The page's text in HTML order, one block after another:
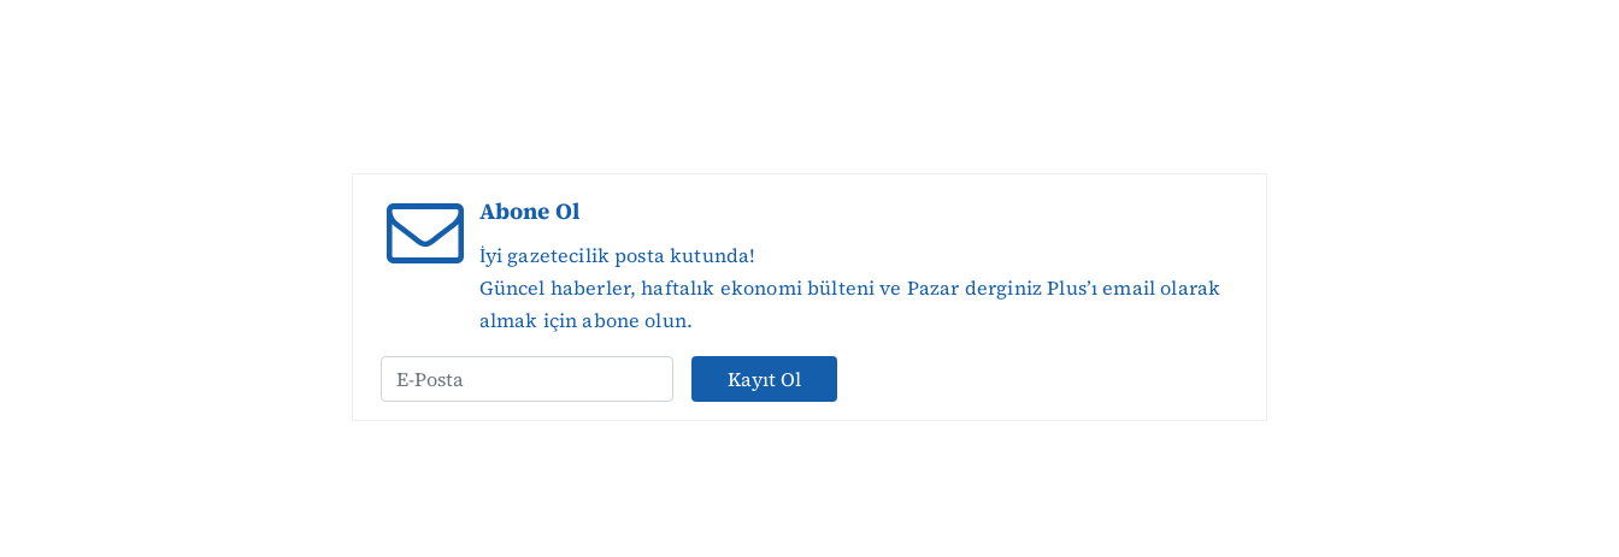
Abone Ol
İyi gazetecilik posta kutunda!
Güncel haberler, haftalık ekonomi bülteni ve Pazar derginiz Plus’ı email olarak
almak için abone olun.
Kayıt Ol